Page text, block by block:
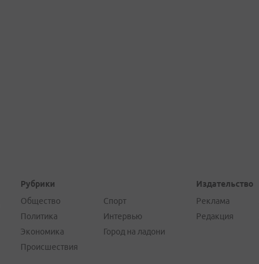
Рубрики
Общество
Политика
Экономика
Происшествия
Спорт
Интервью
Город на ладони
Издательство
Реклама
Редакция